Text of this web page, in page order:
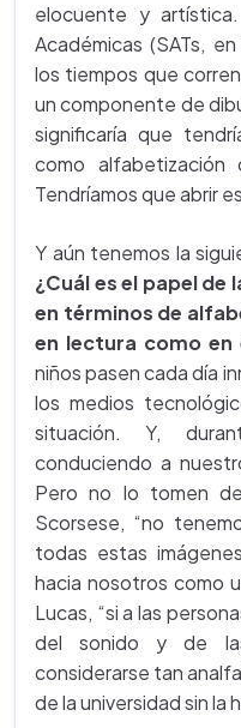
elocuente y
Académicas (SATs,
los tiempos que
un componente de
significaría que
como alfabetización
Tendríamos que abrir
Y aún tenemos la
¿Cuál es el papel de
en términos de
en lectura como en
niños pasen cada día
los medios
situación. Y,
conduciendo a
Pero no lo tomen
Scorsese, “no
todas estas
hacia nosotros como
Lucas, “si a las
del sonido y de
considerarse tan
de la universidad sin la